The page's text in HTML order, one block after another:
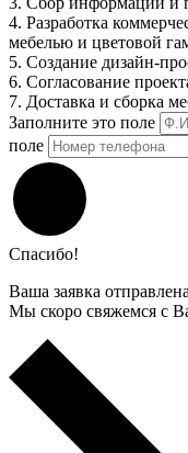
4. Разработка
мебелью и цветовой
5. Создание дизайн-
6. Согласование
7. Доставка и сборка
Заполните это поле
поле
Спасибо!
Ваша заявка
Мы скоро свяжемся с